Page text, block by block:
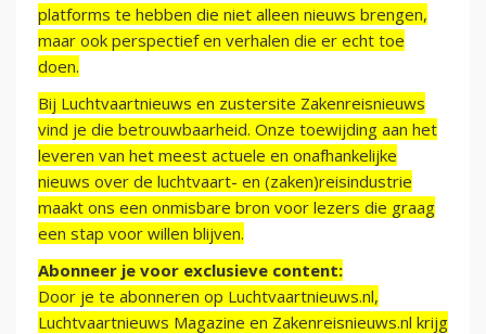
platforms te hebben die niet alleen nieuws brengen,
maar ook perspectief en verhalen die er echt toe
doen.
Bij Luchtvaartnieuws en zustersite Zakenreisnieuws
vind je die betrouwbaarheid. Onze toewijding aan het
leveren van het meest actuele en onafhankelijke
nieuws over de luchtvaart- en (zaken)reisindustrie
maakt ons een onmisbare bron voor lezers die graag
een stap voor willen blijven.
Abonneer je voor exclusieve content:
Door je te abonneren op Luchtvaartnieuws.nl,
Luchtvaartnieuws Magazine en Zakenreisnieuws.nl krijg